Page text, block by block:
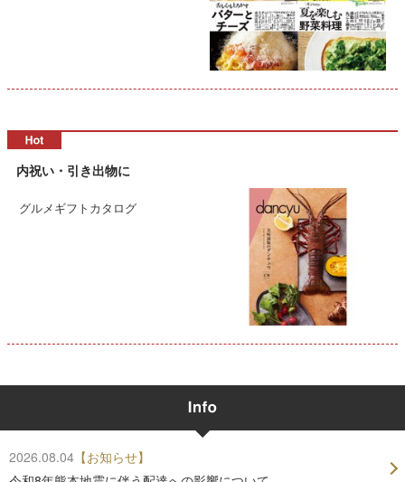
内祝い・引き出物に
グルメギフトカタログ
2026.08.04 【お知らせ】